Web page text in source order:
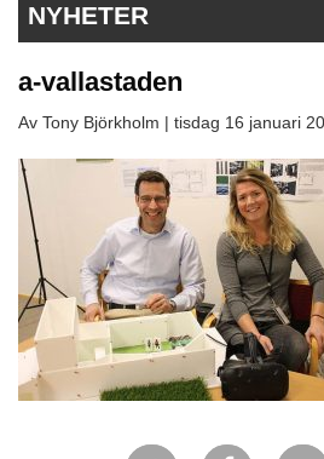
NYHETER
a-vallastaden
Av Tony Björkholm | tisdag 16 januari